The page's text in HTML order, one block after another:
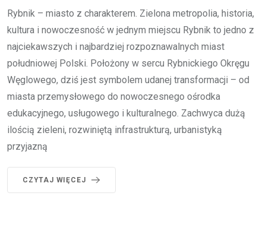
Rybnik – miasto z charakterem. Zielona metropolia, historia,
kultura i nowoczesność w jednym miejscu Rybnik to jedno z
najciekawszych i najbardziej rozpoznawalnych miast
południowej Polski. Położony w sercu Rybnickiego Okręgu
Węglowego, dziś jest symbolem udanej transformacji – od
miasta przemysłowego do nowoczesnego ośrodka
edukacyjnego, usługowego i kulturalnego. Zachwyca dużą
ilością zieleni, rozwiniętą infrastrukturą, urbanistyką
przyjazną
CZYTAJ WIĘCEJ